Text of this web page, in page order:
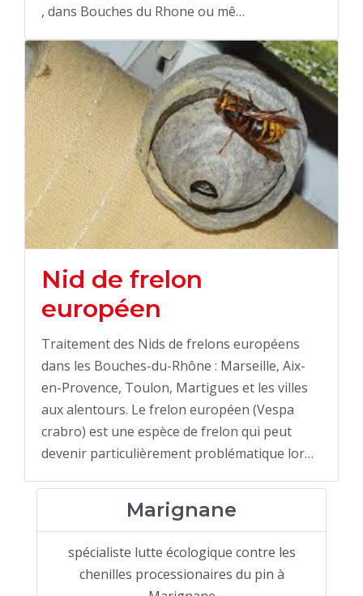
, dans Bouches du Rhone ou mê…
Nid de frelon
européen
Traitement des Nids de frelons européens
dans les Bouches-du-Rhône : Marseille, Aix-
en-Provence, Toulon, Martigues et les villes
aux alentours. Le frelon européen (Vespa
crabro) est une espèce de frelon qui peut
devenir particulièrement problématique lor…
Marignane
spécialiste lutte écologique contre les
chenilles processionaires du pin à